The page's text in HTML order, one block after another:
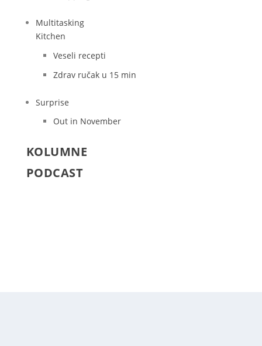
Multitasking
Kitchen
Veseli recepti
Zdrav ručak u 15 min
Surprise
Out in November
KOLUMNE
PODCAST